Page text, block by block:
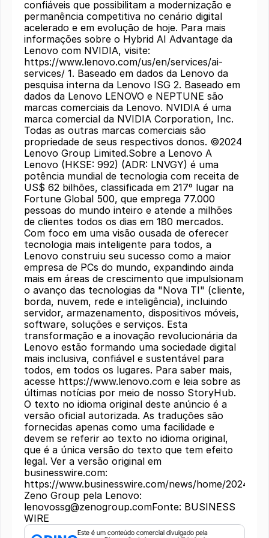
confiáveis ​​que possibilitam a modernização e
permanência competitiva no cenário digital
acelerado e em evolução de hoje. Para mais
informações sobre o Hybrid AI Advantage da
Lenovo com NVIDIA, visite:
https://www.lenovo.com/us/en/services/ai-
services/ 1. Baseado em dados da Lenovo da
pesquisa interna da Lenovo ISG 2. Baseado em
dados da Lenovo LENOVO e NEPTUNE são
marcas comerciais da Lenovo. NVIDIA é uma
marca comercial da NVIDIA Corporation, Inc.
Todas as outras marcas comerciais são
propriedade de seus respectivos donos. ©2024
Lenovo Group Limited.Sobre a Lenovo A
Lenovo (HKSE: 992) (ADR: LNVGY) é uma
potência mundial de tecnologia com receita de
US$ 62 bilhões, classificada em 217º lugar na
Fortune Global 500, que emprega 77.000
pessoas do mundo inteiro e atende a milhões
de clientes todos os dias em 180 mercados.
Com foco em uma visão ousada de oferecer
tecnologia mais inteligente para todos, a
Lenovo construiu seu sucesso como a maior
empresa de PCs do mundo, expandindo ainda
mais em áreas de crescimento que impulsionam
o avanço das tecnologias da "Nova TI" (cliente,
borda, nuvem, rede e inteligência), incluindo
servidor, armazenamento, dispositivos móveis,
software, soluções e serviços. Esta
transformação e a inovação revolucionária da
Lenovo estão formando uma sociedade digital
mais inclusiva, confiável e sustentável para
todos, em todos os lugares. Para saber mais,
acesse https://www.lenovo.com e leia sobre as
últimas notícias por meio de nosso StoryHub.
O texto no idioma original deste anúncio é a
versão oficial autorizada. As traduções são
fornecidas apenas como uma facilidade e
devem se referir ao texto no idioma original,
que é a única versão do texto que tem efeito
legal. Ver a versão original em
businesswire.com:
https://www.businesswire.com/news/home/
Zeno Group pela Lenovo:
lenovossg@zenogroup.comFonte: BUSINESS
WIRE
Este é um conteúdo comercial divulgado pela